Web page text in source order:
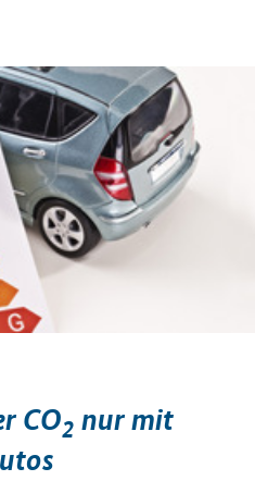
CO2 nur mit